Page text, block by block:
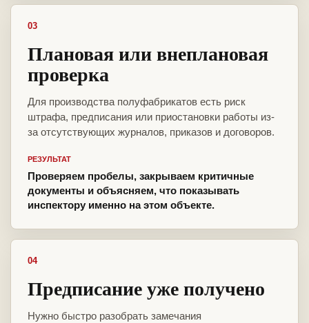
03
Плановая или внеплановая
проверка
Для производства полуфабрикатов есть риск
штрафа, предписания или приостановки работы из-
за отсутствующих журналов, приказов и договоров.
РЕЗУЛЬТАТ
Проверяем пробелы, закрываем критичные
документы и объясняем, что показывать
инспектору именно на этом объекте.
04
Предписание уже получено
Нужно быстро разобрать замечания